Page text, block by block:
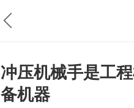
冲压机械手是工
备机器